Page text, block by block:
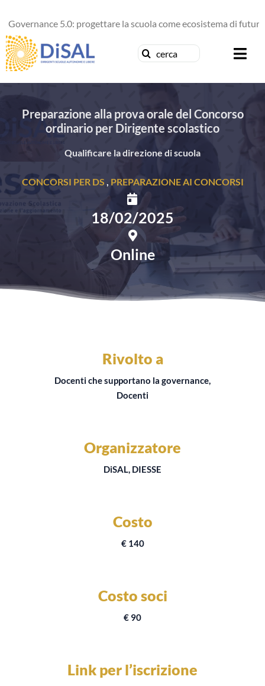
contenuto
5.0: progettare la scuola come ecosistema di futuro
Cerca
Chi siamo
Formazione
Concorsi
Pubblicazioni
Preparazione alla prova orale del Concorso
ordinario per Dirigente scolastico
Qualificare la direzione di scuola
CONCORSI PER DS , PREPARAZIONE AI CONCORSI
18/02/2025
Online
Rivolto a
Docenti che supportano la governance,
Docenti
Organizzatore
DiSAL, DIESSE
Costo
€ 140
Costo soci
€ 90
Link per l’iscrizione